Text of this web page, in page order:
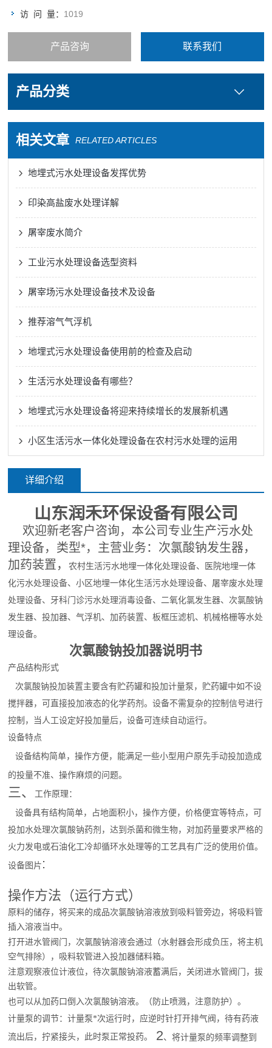
访 问 量： 1019
产品咨询 联系我们
产品分类
相关文章 RELATED ARTICLES
地埋式污水处理设备发挥优势
印染高盐废水处理详解
屠宰废水简介
工业污水处理设备选型资料
屠宰场污水处理设备技术及设备
推荐溶气气浮机
地埋式污水处理设备使用前的检查及启动
生活污水处理设备有哪些？
地埋式污水处理设备将迎来持续增长的发展新机遇
小区生活污水一体化处理设备在农村污水处理的运用
详细介绍
山东润禾环保设备有限公司
欢迎新老客户咨询，本公司专业生产污水处
理设备，类型*，主营业务：次氯酸钠发生器，
加药装置，农村生活污水地埋一体化处理设备、医院地埋一体
化污水处理设备、小区地埋一体化生活污水处理设备、屠宰废水处理
处理设备、牙科门诊污水处理消毒设备、二氧化氯发生器、次氯酸钠
发生器、投加器、气浮机、加药装置、板框压滤机、机械格栅等水处
理设备。
次氯酸钠投加器说明书
产品结构形式
次氯酸钠投加装置主要含有贮药罐和投加计量泵，贮药罐中如不设
搅拌器，可直接投加液态的化学药剂。设备不需复杂的控制信号进行
控制，当人工设定好投加量后，设备可连续自动运行。
设备特点
设备结构简单，操作方便，能满足一些小型用户原先手动投加造成
的投量不准、操作麻烦的问题。
三、 工作原理：
设备具有结构简单，占地面积小，操作方便，价格便宜等特点，可
投加水处理次氯酸钠药剂，达到杀菌和微生物，对加药量要求严格的
火力发电或石油化工冷却循环水处理等的工艺具有广泛的使用价值。
设备图片 :
操作方法（运行方式）
原料的储存，将买来的成品次氯酸钠溶液放到吸料管旁边，将吸料管
插入溶液当中。
打开进水管阀门，次氯酸钠溶液会通过（水射器会形成负压，将主机
空气排除），吸料软管进入投加器储料箱。
注意观察液位计液位，待次氯酸钠溶液蓄满后，关闭进水管阀门，拔
出软管。
也可以从加药口倒入次氯酸钠溶液。（防止喷溅，注意防护）。
计量泵的调节：计量泵*次运行时，应逆时针打开排气阀，待有药液
流出后，拧紧接头，此时泵正常投药。 2、将计量泵的频率调整到